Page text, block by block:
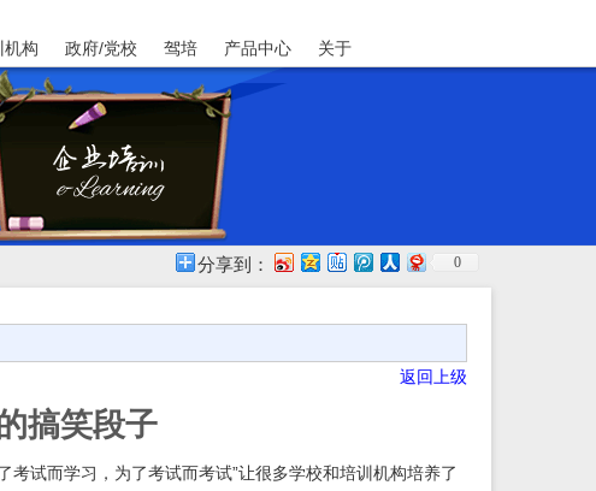
机构 政府/党校 驾培 产品中心 关于
分享到： 0
返回上级
搞笑段子
试而学习，为了考试而考试”让很多学校和培训机构培养了